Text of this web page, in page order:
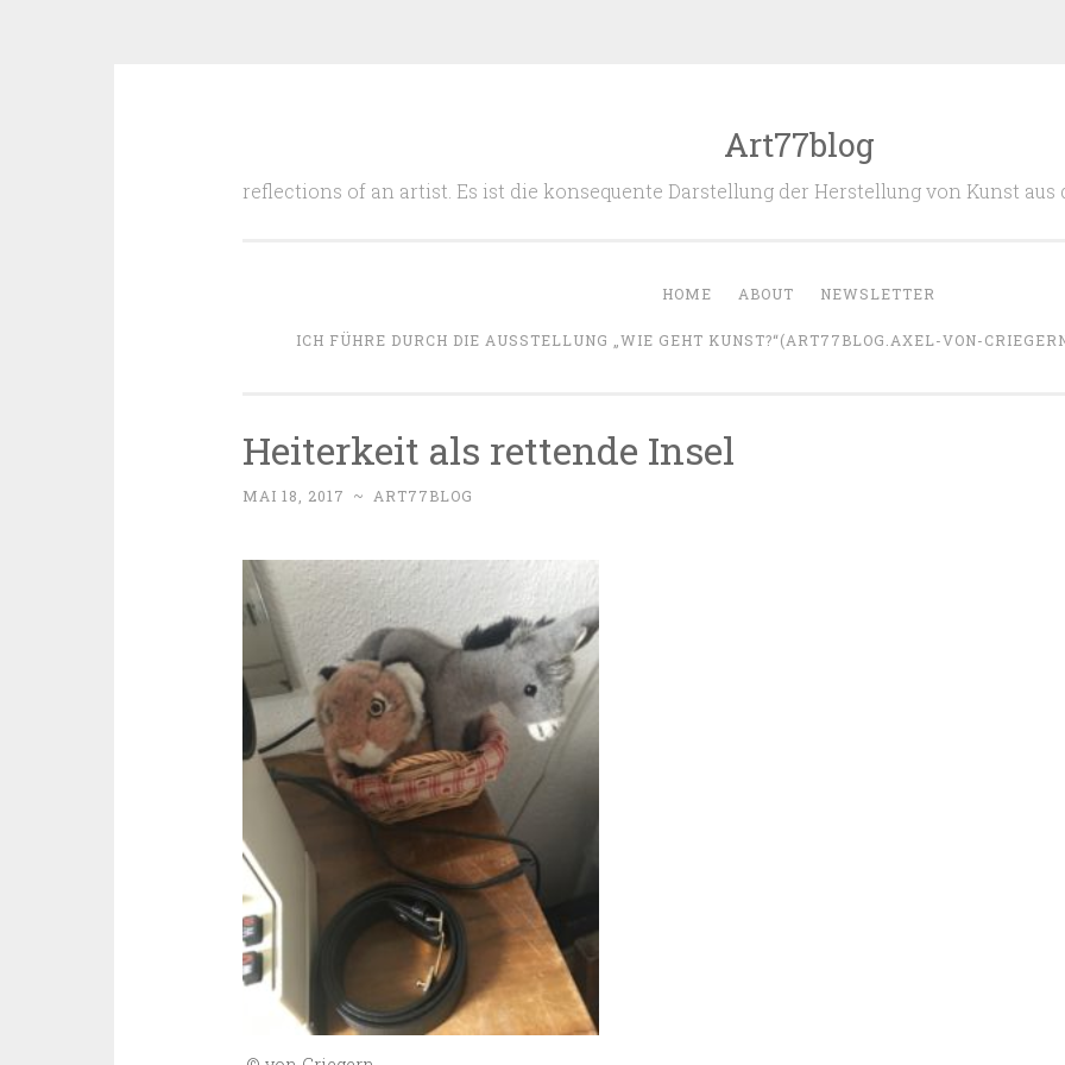
Art77blog
reflections of an artist. Es ist die konsequente Darstellung der Herstellung von Kunst aus
HOME ABOUT NEWSLETTER
ICH FÜHRE DURCH DIE AUSSTELLUNG „WIE GEHT KUNST?“(ART77BLOG.AXEL-VON-
Heiterkeit als rettende Insel
MAI 18, 2017 ~ ART77BLOG